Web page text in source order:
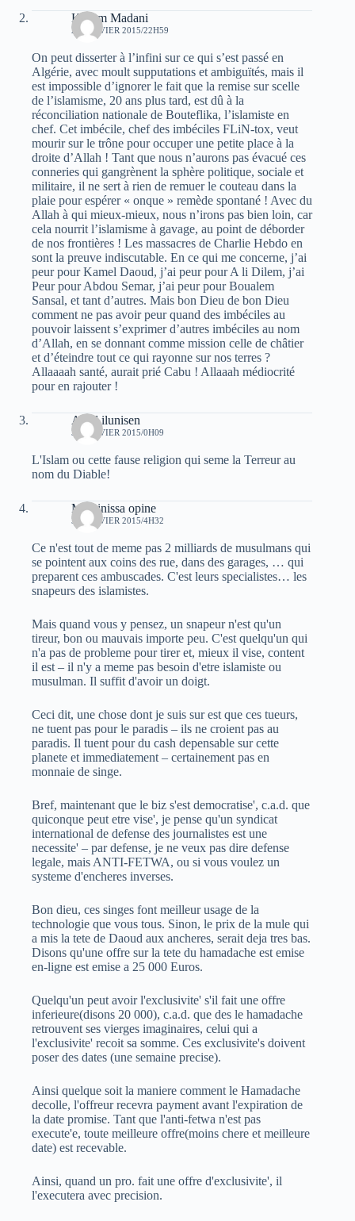
Kacem Madani
29 JANVIER 2015/22H59
On peut disserter à l’infini sur ce qui s’est passé en
Algérie, avec moult supputations et ambiguïtés, mais il
est impossible d’ignorer le fait que la remise sur scelle
de l’islamisme, 20 ans plus tard, est dû à la
réconciliation nationale de Bouteflika, l’islamiste en
chef. Cet imbécile, chef des imbéciles FLiN-tox, veut
mourir sur le trône pour occuper une petite place à la
droite d’Allah ! Tant que nous n’aurons pas évacué ces
conneries qui gangrènent la sphère politique, sociale et
militaire, il ne sert à rien de remuer le couteau dans la
plaie pour espérer « onque » remède spontané ! Avec du
Allah à qui mieux-mieux, nous n’irons pas bien loin, car
cela nourrit l’islamisme à gavage, au point de déborder
de nos frontières ! Les massacres de Charlie Hebdo en
sont la preuve indiscutable. En ce qui me concerne, j’ai
peur pour Kamel Daoud, j’ai peur pour A li Dilem, j’ai
Peur pour Abdou Semar, j’ai peur pour Boualem
Sansal, et tant d’autres. Mais bon Dieu de bon Dieu
comment ne pas avoir peur quand des imbéciles au
pouvoir laissent s’exprimer d’autres imbéciles au nom
d’Allah, en se donnant comme mission celle de châtier
et d’éteindre tout ce qui rayonne sur nos terres ?
Allaaaah santé, aurait prié Cabu ! Allaaah médiocrité
pour en rajouter !
Aksil ilunisen
30 JANVIER 2015/0H09
L'Islam ou cette fause religion qui seme la Terreur au
nom du Diable!
Massinissa opine
30 JANVIER 2015/4H32
Ce n'est tout de meme pas 2 milliards de musulmans qui
se pointent aux coins des rue, dans des garages, … qui
preparent ces ambuscades. C'est leurs specialistes… les
snapeurs des islamistes.
Mais quand vous y pensez, un snapeur n'est qu'un
tireur, bon ou mauvais importe peu. C'est quelqu'un qui
n'a pas de probleme pour tirer et, mieux il vise, content
il est – il n'y a meme pas besoin d'etre islamiste ou
musulman. Il suffit d'avoir un doigt.
Ceci dit, une chose dont je suis sur est que ces tueurs,
ne tuent pas pour le paradis – ils ne croient pas au
paradis. Il tuent pour du cash depensable sur cette
planete et immediatement – certainement pas en
monnaie de singe.
Bref, maintenant que le biz s'est democratise', c.a.d. que
quiconque peut etre vise', je pense qu'un syndicat
international de defense des journalistes est une
necessite' – par defense, je ne veux pas dire defense
legale, mais ANTI-FETWA, ou si vous voulez un
systeme d'encheres inverses.
Bon dieu, ces singes font meilleur usage de la
technologie que vous tous. Sinon, le prix de la mule qui
a mis la tete de Daoud aux ancheres, serait deja tres bas.
Disons qu'une offre sur la tete du hamadache est emise
en-ligne est emise a 25 000 Euros.
Quelqu'un peut avoir l'exclusivite' s'il fait une offre
inferieure(disons 20 000), c.a.d. que des le hamadache
retrouvent ses vierges imaginaires, celui qui a
l'exclusivite' recoit sa somme. Ces exclusivite's doivent
poser des dates (une semaine precise).
Ainsi quelque soit la maniere comment le Hamadache
decolle, l'offreur recevra payment avant l'expiration de
la date promise. Tant que l'anti-fetwa n'est pas
execute'e, toute meilleure offre(moins chere et meilleure
date) est recevable.
Ainsi, quand un pro. fait une offre d'exclusivite', il
l'executera avec precision.